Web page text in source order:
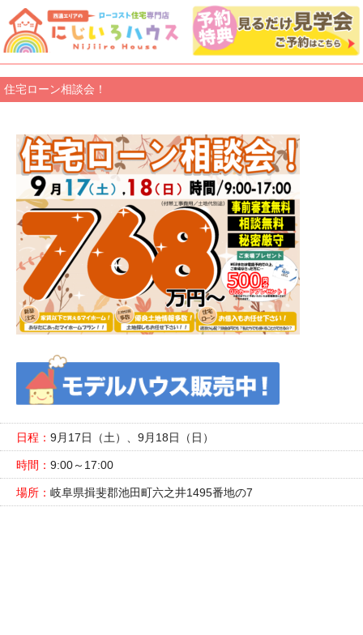
住宅ローン相談会！
日程： 9月17日（土）、9月18日（日）
時間： 9:00～17:00
場所： 岐阜県揖斐郡池田町六之井1495番地の7